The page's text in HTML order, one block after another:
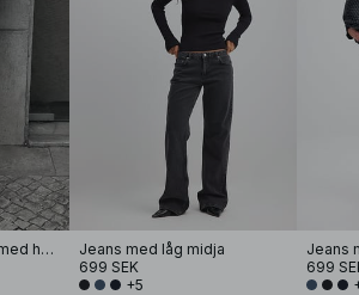
Tunga kostymbyxor med hög midja
Jeans med låg midja
699 SEK
+5
Jeans
699